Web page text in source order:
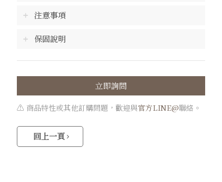
注意事項
保固說明
立即詢問
⚠️ 商品特性或其他訂購問題，歡迎與官方LINE@聯絡。
回上一頁